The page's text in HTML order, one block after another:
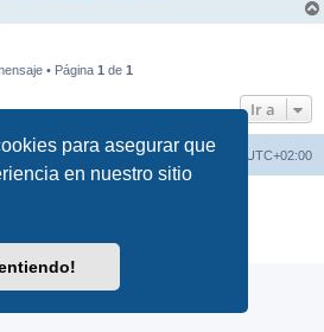
para asegurar que
en nuestro sitio
• Página 1 de 1
Ir a
Todos los horarios son UTC+02:00
Borrar cookies
al español por